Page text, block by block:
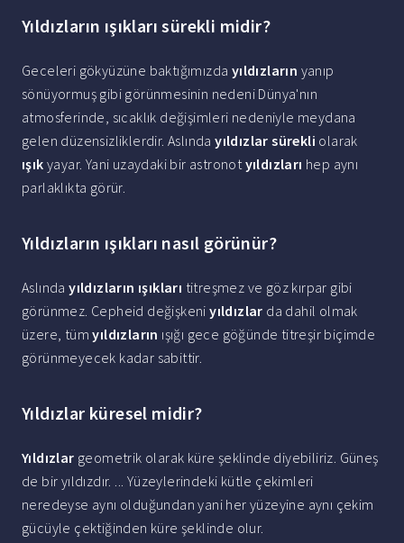
Yıldızların ışıkları sürekli midir?
Geceleri gökyüzüne baktığımızda yıldızların yanıp
sönüyormuş gibi görünmesinin nedeni Dünya'nın
atmosferinde, sıcaklık değişimleri nedeniyle meydana
gelen düzensizliklerdir. Aslındayıldızlar sürekli olarak
ışık yayar. Yani uzaydaki bir astronotyıldızları hep aynı
parlaklıkta görür.
Yıldızların ışıkları nasıl görünür?
Aslındayıldızların ışıkları titreşmez ve göz kırpar gibi
görünmez. Cepheid değişkeniyıldızlar da dahil olmak
üzere, tümyıldızların ışığı gece göğünde titreşir biçimde
görünmeyecek kadar sabittir.
Yıldızlar küresel midir?
Yıldızlar geometrik olarak küre şeklinde diyebiliriz. Güneş
de bir yıldızdır. ... Yüzeylerindeki kütle çekimleri
neredeyse aynı olduğundan yani her yüzeyine aynı çekim
gücüyle çektiğinden küre şeklinde olur.